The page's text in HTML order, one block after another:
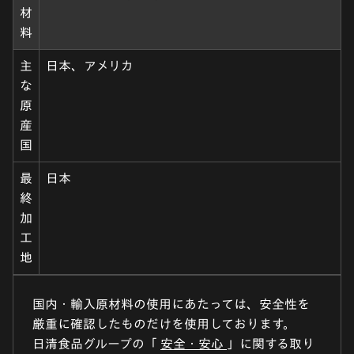
材
料
主
な
原
産
国
日本、アメリカ
最
終
加
工
地
日本
国内・輸入原材料の使用にあたっては、安全性を
厳重に確認したものだけを使用しております。
日清食品グループの「 安全・安心 」に関する取り